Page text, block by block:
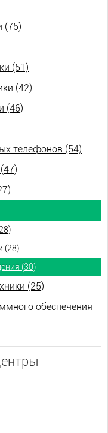
(75)
(51)
(42)
(46)
телефонов (54)
(28)
(30)
(25)
обеспечения